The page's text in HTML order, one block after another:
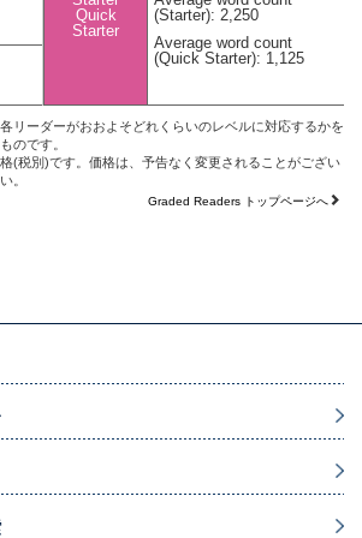
Quick
Starter
(Starter): 2,250
Average word count
(Quick Starter): 1,125
リーダーがおおよそどれくらいのレベルに対応するかを
のです。
(税別)です。価格は、予告なく変更されることがござい
。
Graded Readers トップページへ